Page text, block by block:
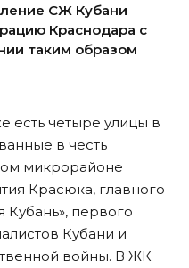
СЖ Кубани
Краснодара с
таким образом
есть четыре улицы в
в честь
микрорайоне
Красюка, главного
Кубань», первого
Кубани и
войны. В ЖК